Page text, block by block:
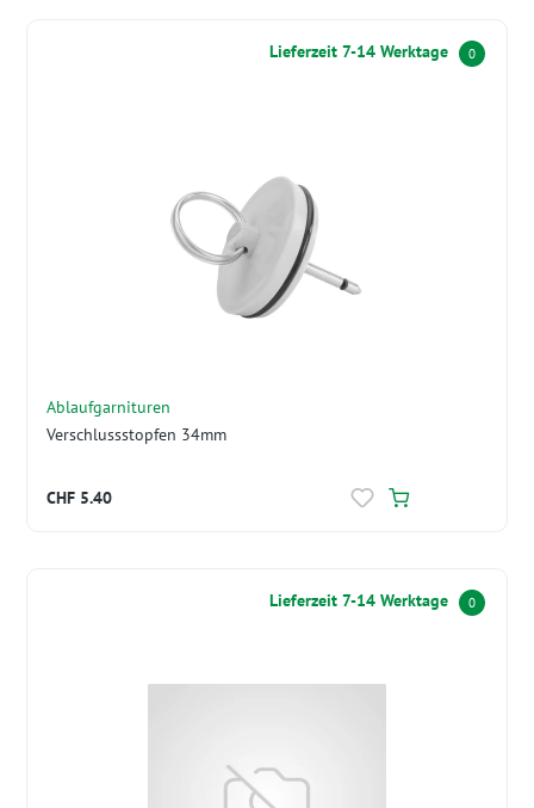
Lieferzeit 7-14 Werktage 0
Ablaufgarnituren
Verschlussstopfen 34mm
CHF 5.40
Lieferzeit 7-14 Werktage 0